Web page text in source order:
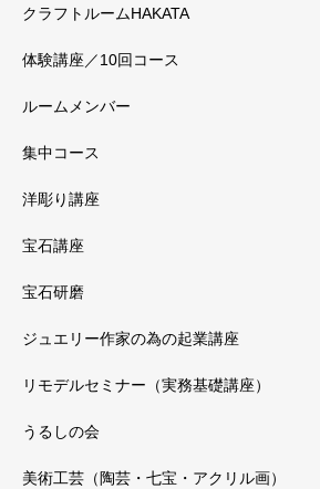
クラフトルームHAKATA
体験講座／10回コース
ルームメンバー
集中コース
洋彫り講座
宝石講座
宝石研磨
ジュエリー作家の為の起業講座
リモデルセミナー（実務基礎講座）
うるしの会
美術工芸（陶芸・七宝・アクリル画）